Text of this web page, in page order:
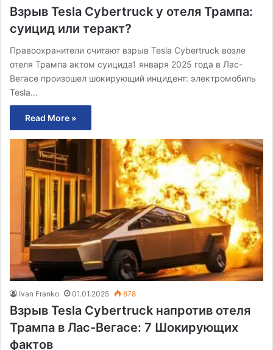
Взрыв Tesla Cybertruck у отеля Трампа:
суицид или теракт?
Правоохранители считают взрыв Tesla Cybertruck возле
отеля Трампа актом суицида1 января 2025 года в Лас-
Вегасе произошел шокирующий инцидент: электромобиль
Tesla…
Read More »
Ivan Franko 01.01.2025 878
Взрыв Tesla Cybertruck напротив отеля
Трампа в Лас-Вегасе: 7 Шокирующих
фактов